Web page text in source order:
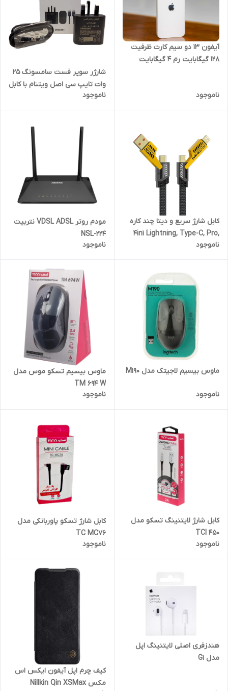
آیفون 13 دو سیم کارت ظرفیت
128 گیگابایت رم 4 گیگابایت
ناموجود
شارژر سوپر فست سامسونگ 25
وات تایپ سی اصل ویتنام با کابل
و ضمانت مادام العمر (حک شده
با لیزر روی کالا)
ناموجود
کابل شارژ سریع و دیتا چند کاره
4in1 Lightning, Type-C, Pro,
PD
ناموجود
مودم روتر VDSL ADSL نتربیت
NSL-224
ناموجود
ماوس بیسیم لاجیتک مدل M190
ناموجود
ماوس بیسیم تسکو موس مدل
TM 694 W
ناموجود
کابل شارژ لایتنینگ تسکو مدل
TCI 450
ناموجود
کابل شارژ تسکو پاوربانکی مدل
TC MC76
ناموجود
هندزفری اصلی لایتنینگ اپل
مدل G1
کیف چرم اپل آیفون ایکس اس
مکس Nillkin Qin XSMax